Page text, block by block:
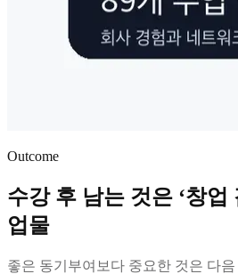
Outcome
수강 후 남는 것은 ‘창업
업물
좋은 동기부여보다 중요한 것은 다